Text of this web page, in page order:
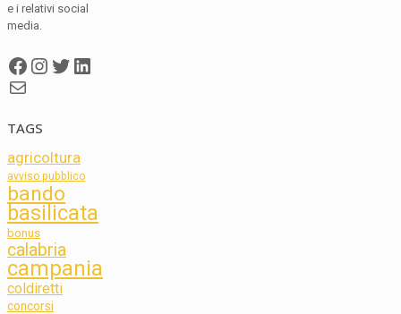
e i relativi social
media.
Facebook
Instagram
Twitter
LinkedIn
Mail
TAGS
agricoltura
avviso pubblico
bando
basilicata
bonus
calabria
campania
coldiretti
concorsi